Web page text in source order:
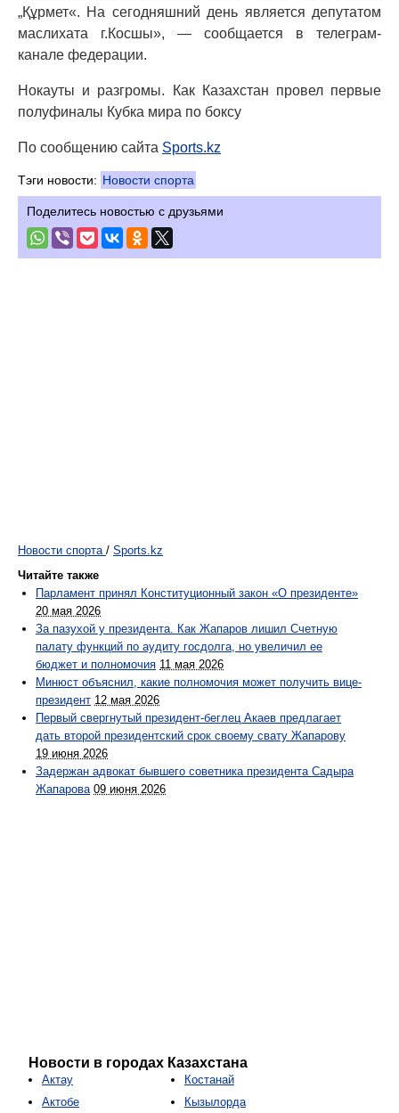
„Құрмет«. На сегодняшний день является депутатом
маслихата г.Косшы», — сообщается в телеграм-
канале федерации.
Нокауты и разгромы. Как Казахстан провел первые
полуфиналы Кубка мира по боксу
По сообщению сайта Sports.kz
Тэги новости: Новости спорта
Поделитесь новостью с друзьями
Новости спорта / Sports.kz
Читайте также
Парламент принял Конституционный закон «О президенте»
20 мая 2026
За пазухой у президента. Как Жапаров лишил Счетную
палату функций по аудиту госдолга, но увеличил ее
бюджет и полномочия 11 мая 2026
Минюст объяснил, какие полномочия может получить вице-
президент 12 мая 2026
Первый свергнутый президент-беглец Акаев предлагает
дать второй президентский срок своему свату Жапарову
19 июня 2026
Задержан адвокат бывшего советника президента Садыра
Жапарова 09 июня 2026
Новости в городах Казахстана
Актау
Актобе
Костанай
Кызылорда